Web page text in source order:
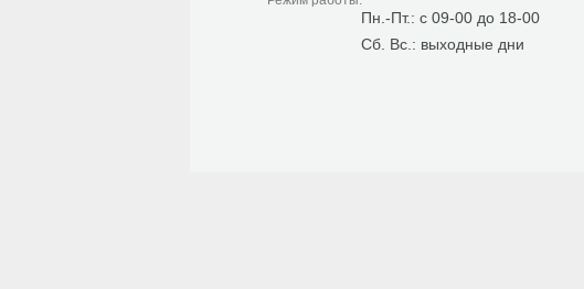
Пн.-Пт.: с 09-00 до 18-00
Сб. Вс.: выходные дни